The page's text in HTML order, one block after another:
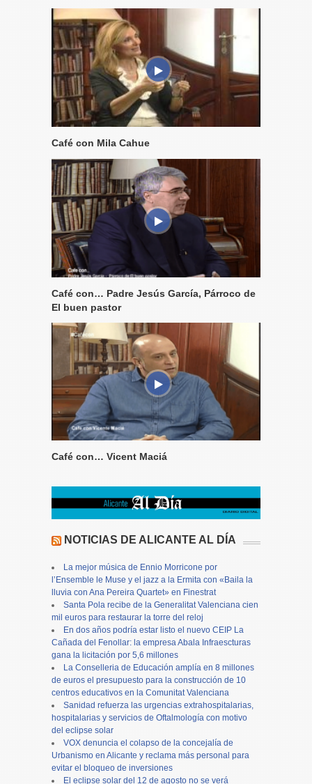
Café con Mila Cahue
Café con… Padre Jesús García, Párroco de
El buen pastor
Café con… Vicent Maciá
NOTICIAS DE ALICANTE AL DÍA
La mejor música de Ennio Morricone por
l’Ensemble le Muse y el jazz a la Ermita con «Baila la
lluvia con Ana Pereira Quartet» en Finestrat
Santa Pola recibe de la Generalitat Valenciana cien
mil euros para restaurar la torre del reloj
En dos años podría estar listo el nuevo CEIP La
Cañada del Fenollar: la empresa Abala Infraescturas
gana la licitación por 5,6 millones
La Conselleria de Educación amplía en 8 millones
de euros el presupuesto para la construcción de 10
centros educativos en la Comunitat Valenciana
Sanidad refuerza las urgencias extrahospitalarias,
hospitalarias y servicios de Oftalmología con motivo
del eclipse solar
VOX denuncia el colapso de la concejalía de
Urbanismo en Alicante y reclama más personal para
evitar el bloqueo de inversiones
El eclipse solar del 12 de agosto no se verá